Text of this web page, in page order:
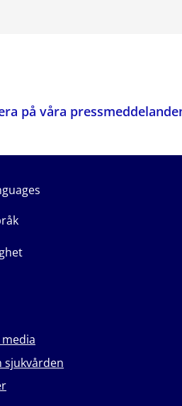
på våra
sjukvården